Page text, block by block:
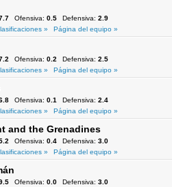
Ofensiva: 0.5 Defensiva: 2.9
»
Página del equipo »
Ofensiva: 0.2 Defensiva: 2.5
»
Página del equipo »
Ofensiva: 0.1 Defensiva: 2.4
»
Página del equipo »
and the Grenadines
Ofensiva: 0.4 Defensiva: 3.0
»
Página del equipo »
Ofensiva: 0.0 Defensiva: 3.0